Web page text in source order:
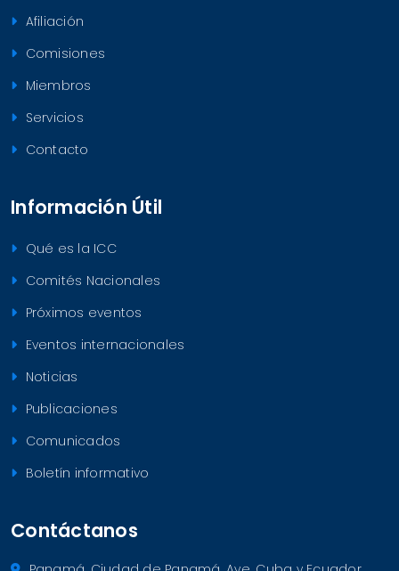
Afiliación
Comisiones
Miembros
Servicios
Contacto
Información Útil
Qué es la ICC
Comités Nacionales
Próximos eventos
Eventos internacionales
Noticias
Publicaciones
Comunicados
Boletín informativo
Contáctanos